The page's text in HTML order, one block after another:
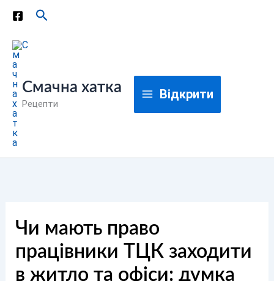
Перейти
вмісту
Пошук
Смачна хатка
Рецепти
Відкрити
Чи мають право
працівники ТЦК заходити
в житло та офіси: думка